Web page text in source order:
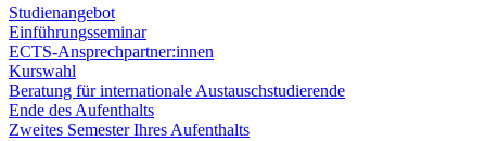
Studienangebot
Einführungsseminar
ECTS-Ansprechpartner:innen
Kurswahl
Beratung für internationale Austauschstudierende
Ende des Aufenthalts
Zweites Semester Ihres Aufenthalts